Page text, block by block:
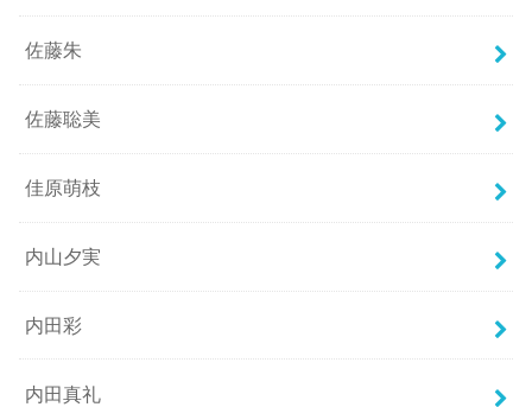
佐藤朱
佐藤聡美
佳原萌枝
内山夕実
内田彩
内田真礼